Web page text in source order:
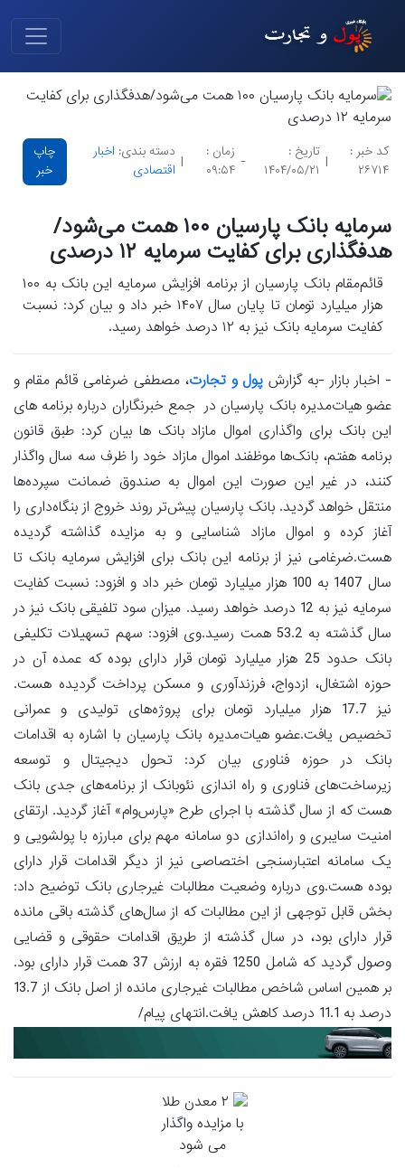
کد خبر :
۲۶۷۱۴
|
تاریخ :
۱۴۰۴/۰۵/۲۱
-
زمان :
۰۹:۵۴
|
دسته بندی: اخبار
اقتصادی
چاپ
خبر
سرمایه بانک پارسیان ۱۰۰ همت می‌شود/
هدفگذاری برای کفایت سرمایه ۱۲ درصدی
قائم‌مقام بانک پارسیان از برنامه افزایش سرمایه این بانک به ۱۰۰
هزار میلیارد تومان تا پایان سال ۱۴۰۷ خبر داد و بیان کرد: نسبت
کفایت سرمایه بانک نیز به ۱۲ درصد خواهد رسید.
- اخبار بازار -به گزارش پول و تجارت، مصطفی ضرغامی قائم مقام و
عضو هیات‌مدیره بانک پارسیان در جمع خبرنگاران درباره برنامه های
این بانک برای واگذاری اموال مازاد بانک ها بیان کرد: طبق قانون
برنامه هفتم، بانک‌ها موظفند اموال مازاد خود را ظرف سه سال واگذار
کنند، در غیر این صورت این اموال به صندوق ضمانت سپرده‌ها
منتقل خواهد گردید. بانک پارسیان پیش‌تر روند خروج از بنگاه‌داری را
آغاز کرده و اموال مازاد شناسایی و به مزایده گذاشته گردیده
هست.ضرغامی نیز از برنامه این بانک برای افزایش سرمایه بانک تا
سال 1407 به 100 هزار میلیارد تومان خبر داد و افزود: نسبت کفایت
سرمایه نیز به 12 درصد خواهد رسید. میزان سود تلفیقی بانک نیز در
سال گذشته به 53.2 همت رسید.وی افزود: سهم تسهیلات تکلیفی
بانک حدود 25 هزار میلیارد تومان قرار دارای بوده که عمده آن در
حوزه اشتغال، ازدواج، فرزندآوری و مسکن پرداخت گردیده هست.
نیز 17.7 هزار میلیارد تومان برای پروژه‌های تولیدی و عمرانی
تخصیص یافت.عضو هیات‌مدیره بانک پارسیان با اشاره به اقدامات
بانک در حوزه فناوری بیان کرد: تحول دیجیتال و توسعه
زیرساخت‌های فناوری و راه اندازی نئوبانک از برنامه‌های جدی بانک
هست که از سال گذشته با اجرای طرح «پارس‌وام» آغاز گردید. ارتقای
امنیت سایبری و راه‌اندازی دو سامانه مهم برای مبارزه با پولشویی و
یک سامانه اعتبارسنجی اختصاصی نیز از دیگر اقدامات قرار دارای
بوده هست.وی درباره وضعیت مطالبات غیرجاری بانک توضیح داد:
بخش قابل توجهی از این مطالبات که از سال‌های گذشته باقی مانده
قرار دارای بود، در سال گذشته از طریق اقدامات حقوقی و قضایی
وصول گردید که شامل 1250 فقره به ارزش 37 همت قرار دارای بود.
بر همین اساس شاخص مطالبات غیرجاری مانده از اصل بانک از 13.7
درصد به 11.1 درصد کاهش یافت.انتهای پیام/